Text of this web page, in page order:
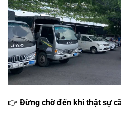
👉 Đừng chờ đến khi thật sự